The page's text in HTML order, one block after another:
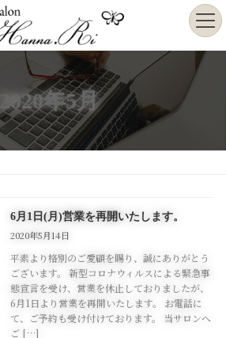
2020年5月
6月1日(月)営業を再開いたします。
2020年5月14日
平素より格別のご愛顧を賜り、誠にありがとう
ございます。 新型コロナウィルスによる緊急事
態宣言を受け、営業を休止しておりましたが、
6月1日より営業を再開いたします。 お電話に
て、ご予約も受け付けております。 当サロンへ
ご […]